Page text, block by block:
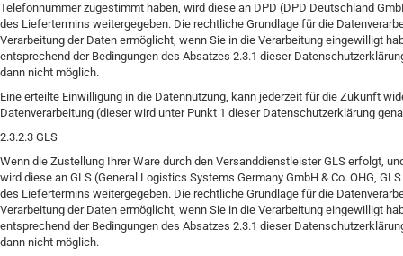
Telefonnummer zugestimmt haben, wird diese an DPD (DPD Deutschland
des Liefertermins weitergegeben. Die rechtliche Grundlage für die
Verarbeitung der Daten ermöglicht, wenn Sie in die Verarbeitung eingewilligt
entsprechend der Bedingungen des Absatzes 2.3.1 dieser
dann nicht möglich.
Eine erteilte Einwilligung in die Datennutzung, kann jederzeit für die Zukunft
Datenverarbeitung (dieser wird unter Punkt 1 dieser Datenschutzerklärung
2.3.2.3 GLS
Wenn die Zustellung Ihrer Ware durch den Versanddienstleister GLS erfolgt,
wird diese an GLS (General Logistics Systems Germany GmbH & Co. OHG,
des Liefertermins weitergegeben. Die rechtliche Grundlage für die
Verarbeitung der Daten ermöglicht, wenn Sie in die Verarbeitung eingewilligt
entsprechend der Bedingungen des Absatzes 2.3.1 dieser
dann nicht möglich.